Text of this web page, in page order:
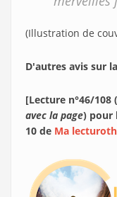
(Illustration de
D'autres avis sur
[Lecture n°46/
avec la page) pour
10 de Ma